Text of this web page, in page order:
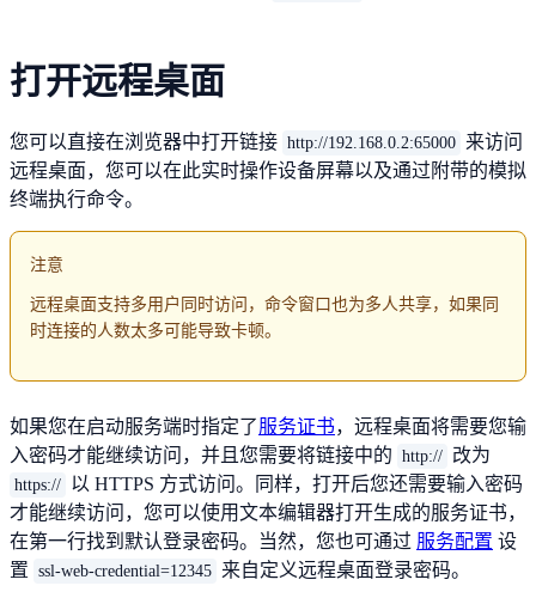
打开远程桌面
您可以直接在浏览器中打开链接 http://192.168.0.2:65000 来访问
远程桌面，您可以在此实时操作设备屏幕以及通过附带的模拟
终端执行命令。
注意
远程桌面支持多用户同时访问，命令窗口也为多人共享，如果同
时连接的人数太多可能导致卡顿。
如果您在启动服务端时指定了服务证书，远程桌面将需要您输
入密码才能继续访问，并且您需要将链接中的
http:// 改为
https:// 以 HTTPS 方式访问。同样，打开后您还需要输入密码
才能继续访问，您可以使用文本编辑器打开生成的服务证书，
在第一行找到默认登录密码。当然，您也可通过 服务配置 设
置
ssl-web-credential=12345 来自定义远程桌面登录密码。